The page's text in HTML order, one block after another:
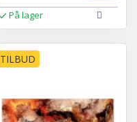
På lager
TILBUD